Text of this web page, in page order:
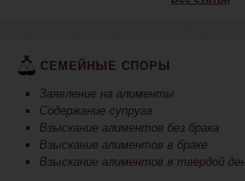
СЕМЕЙНЫЕ СПОРЫ
Заявление на алименты
Содержание супруга
Взыскание алиментов без брака
Взыскание алиментов в браке
Взыскание алиментов в твердой